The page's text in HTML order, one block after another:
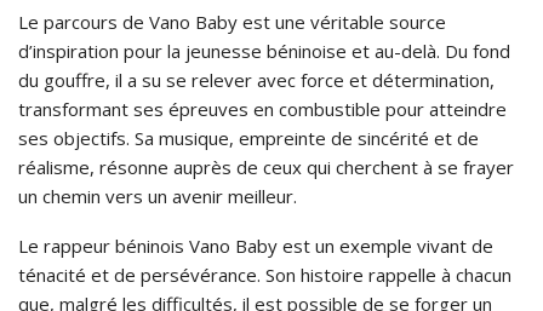
Le parcours de Vano Baby est une véritable source
d’inspiration pour la jeunesse béninoise et au-delà. Du fond
du gouffre, il a su se relever avec force et détermination,
transformant ses épreuves en combustible pour atteindre
ses objectifs. Sa musique, empreinte de sincérité et de
réalisme, résonne auprès de ceux qui cherchent à se frayer
un chemin vers un avenir meilleur.
Le rappeur béninois Vano Baby est un exemple vivant de
ténacité et de persévérance. Son histoire rappelle à chacun
que, malgré les difficultés, il est possible de se forger un